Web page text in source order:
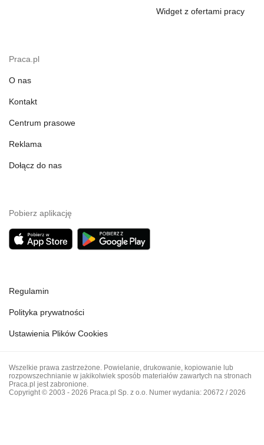
Widget z ofertami pracy
Praca.pl
O nas
Kontakt
Centrum prasowe
Reklama
Dołącz do nas
Pobierz aplikację
Regulamin
Polityka prywatności
Ustawienia Plików Cookies
Wszelkie prawa zastrzeżone. Powielanie, drukowanie, kopiowanie lub
rozpowszechnianie w jakikolwiek sposób materiałów zawartych na stronach
Praca.pl jest zabronione.
Copyright © 2003 - 2026 Praca.pl Sp. z o.o. Numer wydania: 20672 / 2026